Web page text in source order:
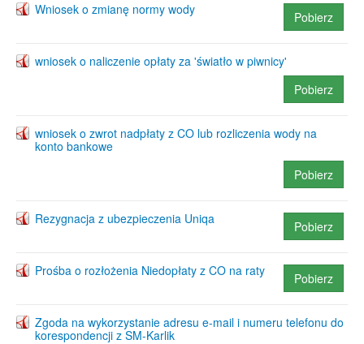
Wniosek o zmianę normy wody Pobierz
wniosek o naliczenie opłaty za 'światło w piwnicy'
Pobierz
wniosek o zwrot nadpłaty z CO lub rozliczenia wody na
konto bankowe
Pobierz
Rezygnacja z ubezpieczenia Uniqa Pobierz
Prośba o rozłożenia Niedopłaty z CO na raty Pobierz
Zgoda na wykorzystanie adresu e-mail i numeru telefonu do
korespondencji z SM-Karlik